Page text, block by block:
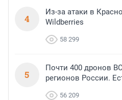
4
Из-за атаки в
Wildberries
58 299
5
Почти 400 дронов
регионов России.
56 209